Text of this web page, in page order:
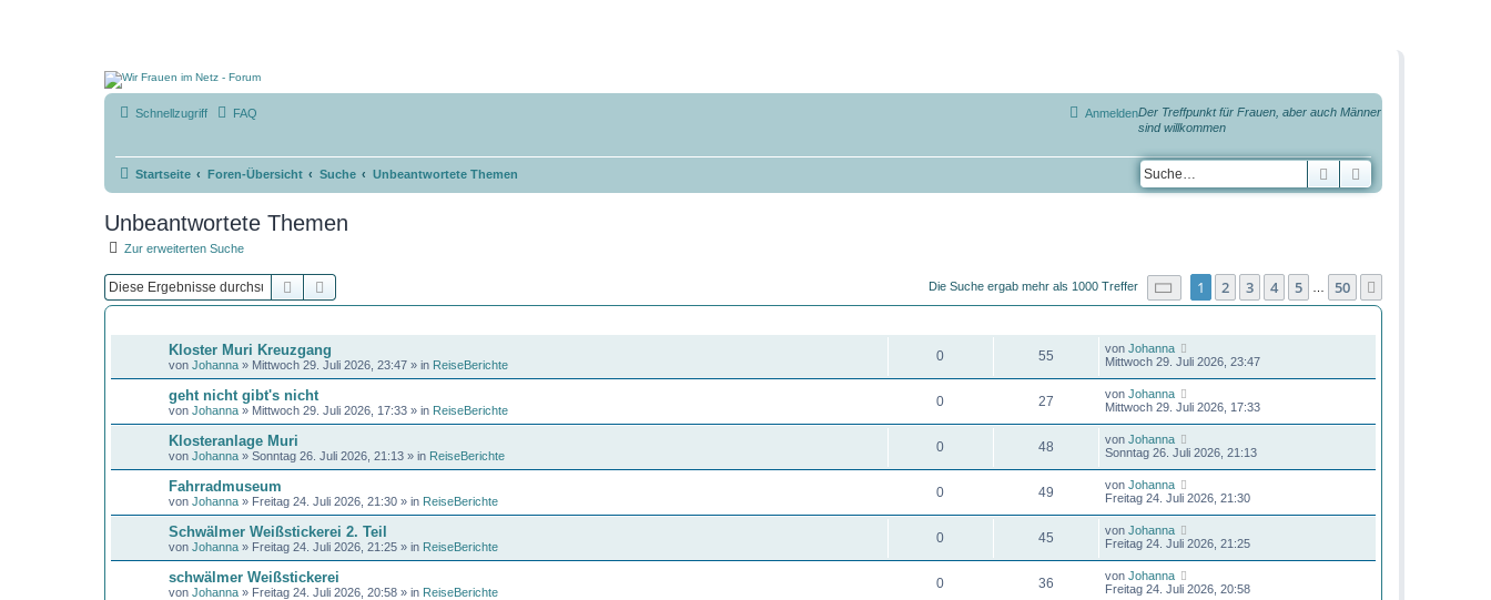
Der Treffpunkt für Frauen, aber auch Männer
sind willkommen
Schnellzugriff FAQ Anmelden
Startseite Foren-Übersicht Suche Unbeantwortete Themen Suche
Unbeantwortete Themen
Zur erweiterten Suche
Suche Die Suche ergab mehr als 1000 Treffer Seite von50
1 2 3 4 5 50
Kloster Muri Kreuzgang
von Johanna» Mittwoch 29. Juli 2026, 23:47» in ReiseBerichte
0 55 von Johanna
Mittwoch 29. Juli 2026, 23:47
geht nicht gibt's nicht
von Johanna» Mittwoch 29. Juli 2026, 17:33» in ReiseBerichte
0 27 von Johanna
Mittwoch 29. Juli 2026, 17:33
Klosteranlage Muri
von Johanna» Sonntag 26. Juli 2026, 21:13» in ReiseBerichte
0 48 von Johanna
Sonntag 26. Juli 2026, 21:13
Fahrradmuseum
von Johanna» Freitag 24. Juli 2026, 21:30» in ReiseBerichte
0 49 von Johanna
Freitag 24. Juli 2026, 21:30
Schwälmer Weißstickerei 2. Teil
von Johanna» Freitag 24. Juli 2026, 21:25» in ReiseBerichte
0 45 von Johanna
Freitag 24. Juli 2026, 21:25
schwälmer Weißstickerei
von Johanna» Freitag 24. Juli 2026, 20:58» in ReiseBerichte
0 36 von Johanna
Freitag 24. Juli 2026, 20:58